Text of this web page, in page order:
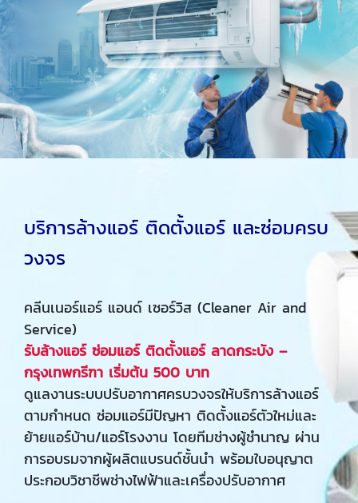
บริการล้างแอร์ ติดตั้งแอร์ และซ่อมครบ
วงจร
คลีนเนอร์แอร์ แอนด์ เซอร์วิส (Cleaner Air and
Service)
รับล้างแอร์ ซ่อมแอร์ ติดตั้งแอร์ ลาดกระบัง –
กรุงเทพกรีฑา เริ่มต้น 500 บาท
ดูแลงานระบบปรับอากาศครบวงจรให้บริการล้างแอร์
ตามกำหนด ซ่อมแอร์มีปัญหา ติดตั้งแอร์ตัวใหม่และ
ย้ายแอร์บ้าน/แอร์โรงงาน โดยทีมช่างผู้ชำนาญ ผ่าน
การอบรมจากผู้ผลิตแบรนด์ชั้นนำ พร้อมใบอนุญาต
ประกอบวิชาชีพช่างไฟฟ้าและเครื่องปรับอากาศ